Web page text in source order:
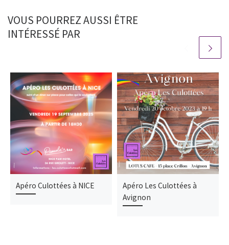
VOUS POURREZ AUSSI ÊTRE
INTÉRESSÉ PAR
Apéro Culottées à NICE
Apéro Les Culottées à
Avignon